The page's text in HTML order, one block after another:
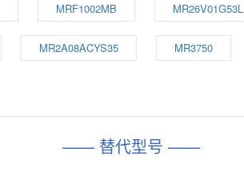
MRF1002MB MR26V01G53L
MR2A08ACYS35 MR3750
—— 替代型号 ——